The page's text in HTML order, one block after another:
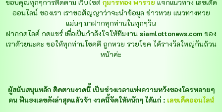
ขอบคุณทุกๆการติดตาม เว็บไซต์ กุมารทอง พารวย แจกแนวทาง เลขเด็ด
ออนไลน์ ของเรา เราขอสัญญาว่าจะนำข้อมูล ข่าวหวย แนวทางหวย
แม่นๆ มาฝากทุกท่านในทุกๆวัน
ฝากกดไลค์ กดแชร์ เพื่อเป็นกำลังใจให้ทีมงาน siamlottonews.comของ
เราด้วยนะคะ ขอให้ทุกท่านโชคดี ถูกหวย รวยโชค ได้รางวัลใหญ่กันถ้วน
หน้าค่ะ
ผู้สนับสนุนหลัก ติดตามงวดนี้ เป็นช่วงเวลาแห่งความหวังของใครหลายๆ
คน ฟันธงเลขดังล่าสุดแล้วจ้า งวดนี้จัดให้หนักๆ ได้แก่ : เลขเด็ดออนไลน์